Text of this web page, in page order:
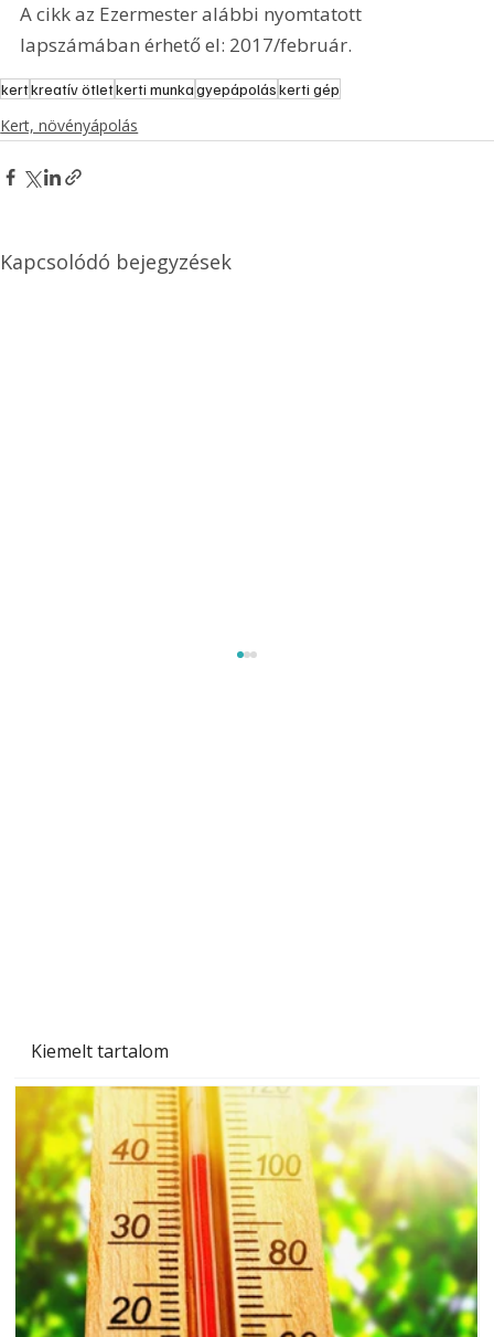
Kiemelt tartalom
A cikk az Ezermester alábbi nyomtatott
lapszámában érhető el: 2017/február.
kertkreatív ötletkerti munkagyepápoláskerti gép
Kert, növényápolás
Kapcsolódó bejegyzések